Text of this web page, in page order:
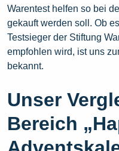
Warentest helfen so bei
gekauft werden soll. Ob
Testsieger der Stiftung
empfohlen wird, ist uns
bekannt.
Unser
Bereich